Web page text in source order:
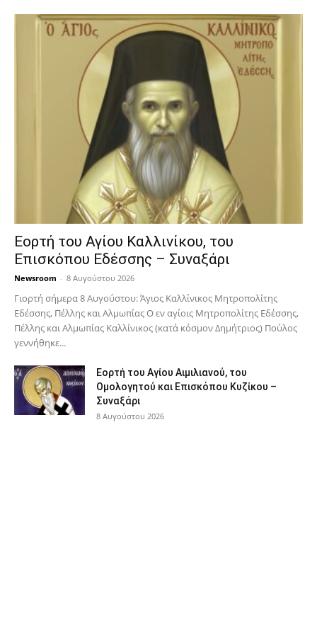
Εορτή του Αγίου Καλλινίκου, του
Επισκόπου Εδέσσης – Συναξάρι
Newsroom - 8 Αυγούστου 2026
Γιορτή σήμερα 8 Αυγούστου: Άγιος Καλλίνικος Μητροπολίτης
Εδέσσης, Πέλλης και Αλμωπίας Ο εν αγίοις Μητροπολίτης Εδέσσης,
Πέλλης και Αλμωπίας Καλλίνικος (κατά κόσμον Δημήτριος) Πούλος
γεννήθηκε...
Εορτή του Αγίου Αιμιλιανού, του
Ομολογητού και Επισκόπου Κυζίκου –
Συναξάρι
8 Αυγούστου 2026